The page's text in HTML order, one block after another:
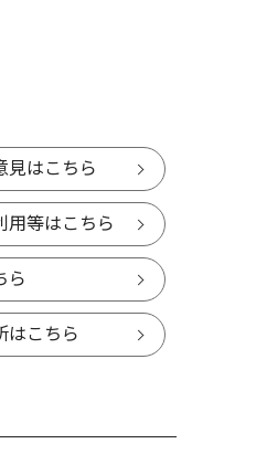
見はこちら
用等はこちら
ら
はこちら